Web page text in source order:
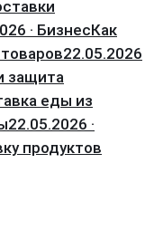
· БизнесКак
22.05.2026
защита
еды из
22.05.2026 ·
продуктов